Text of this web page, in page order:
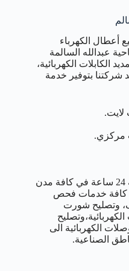
أعطال الكهرباء
عبدالله السالمة
الكابلات الكهربائية،
شركتنا بتوفير خدمة
مركزي.
كهربجي ضاحية عبدالله السالم خدمة 24 ساعة في كافة مدن
كافة خدمات فحص
وتصليح شورت
الكهربائية الى
الصناعية.